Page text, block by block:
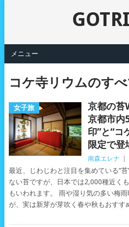
メニュー
コケ寺リウムのす
女子旅
京都の苔
京都市内
印”と“コ
限定で登
南森エレナ
最近、じわじわと注目を集めている“
ない苔ですが、日本では2,000種近く
もいわれます。 雨や湿り気の多い梅
が、実は新芽が芽吹く春や秋もおすす